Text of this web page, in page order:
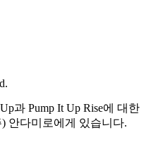
과 Pump It Up Rise에 대한
안다미로에게 있습니다.